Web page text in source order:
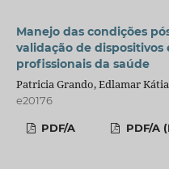
Manejo das condições
validação de dispositivos
profissionais da saúde
Patricia Grando, Edlamar
e20176
PDF/A PDF/A